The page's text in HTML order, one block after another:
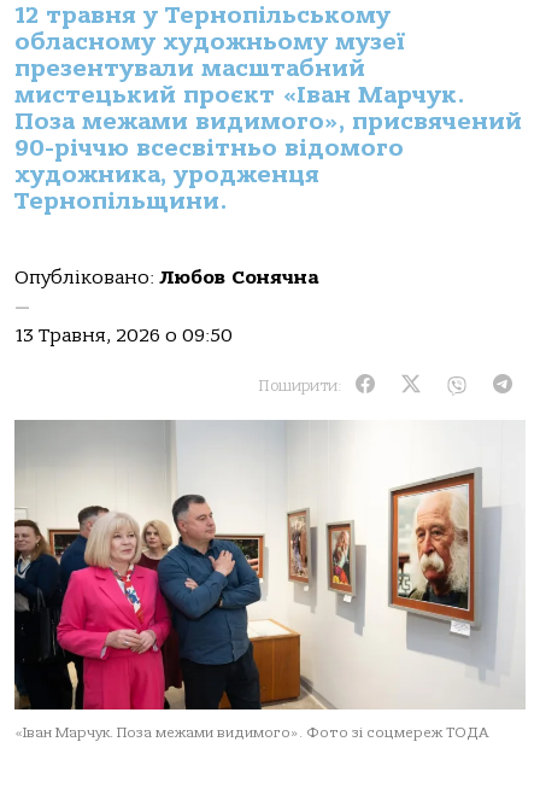
12 травня у Тернопільському
обласному художньому музеї
презентували масштабний
мистецький проєкт «Іван Марчук.
Поза межами видимого», присвячений
90-річчю всесвітньо відомого
художника, уродженця
Тернопільщини.
Опубліковано: Любов Сонячна
—
13 Травня, 2026 о 09:50
Поширити:
«Іван Марчук. Поза межами видимого». Фото зі соцмереж ТОДА